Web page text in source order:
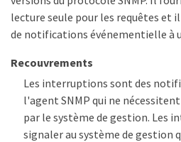
lecture seule pour les requêtes et
de notifications événementielle à
Recouvrements
Les interruptions sont des
l'agent SNMP qui ne
par le système de gestion. Les
signaler au système de gestion